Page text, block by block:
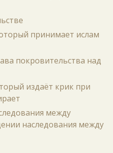
принимает ислам
покровительства над
издаёт крик при
между
наследования между